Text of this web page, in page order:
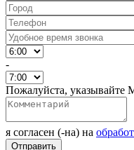
-
Пожалуйста, указывайте
я согласен (-на) на